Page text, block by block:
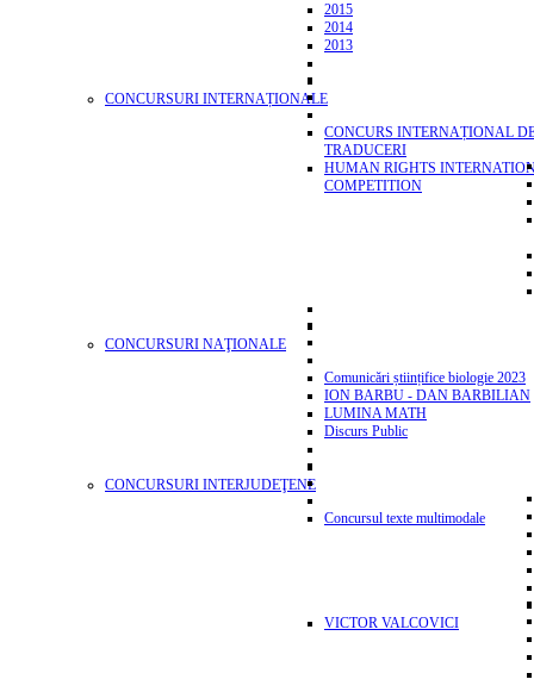
2015
2014
2013
CONCURSURI INTERNAȚIONALE
CONCURS INTERNAȚIONAL
TRADUCERI
HUMAN RIGHTS
COMPETITION
CONCURSURI NAŢIONALE
Comunicări științifice biologie 2023
ION BARBU - DAN BARBILIAN
LUMINA MATH
Discurs Public
CONCURSURI INTERJUDEŢENE
Concursul texte multimodale
VICTOR VALCOVICI